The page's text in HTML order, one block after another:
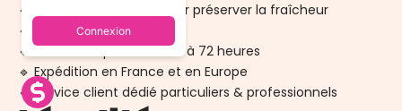
🔹 Sachet hermétique pour préserver la fraîcheur
🔹 Colis discret et neutre
🔹 Livraison rapide sous 48 à 72 heures
🔹 Expédition en France et en Europe
🔹 Service client dédié particuliers & professionnels
Connexion